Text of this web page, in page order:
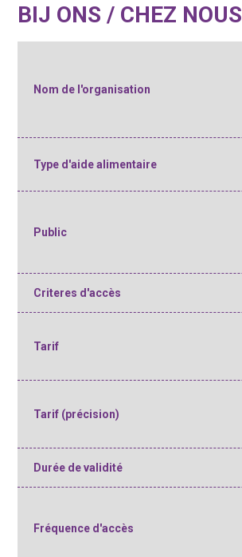
BIJ ONS / CHEZ NOUS
Nom de l'organisation
Type d'aide alimentaire
Public
Criteres d'accès
Tarif
Tarif (précision)
Durée de validité
Fréquence d'accès